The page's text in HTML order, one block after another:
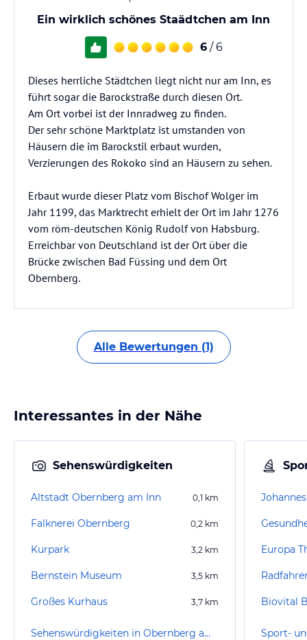
Ein wirklich schönes Staädtchen am Inn
6 / 6
Dieses herrliche Städtchen liegt nicht nur am Inn, es
führt sogar die Barockstraße durch diesen Ort.
Am Ort vorbei ist der Innradweg zu finden.
Der sehr schöne Marktplatz ist umstanden von
Häusern die im Barockstil erbaut wurden,
Verzierungen des Rokoko sind an Häusern zu sehen.
Erbaut wurde dieser Platz vom Bischof Wolger im
Jahr 1199, das Marktrecht erhielt der Ort im Jahr 1276
vom röm-deutschen König Rudolf von Habsburg.
Erreichbar von Deutschland ist der Ort über die
Brücke zwischen Bad Füssing und dem Ort
Obernberg.
Alle Bewertungen (1)
Interessantes in der Nähe
Sehenswürdigkeiten
Altstadt Obernberg am Inn 0,1 km
Falknerei Obernberg 0,2 km
Kurpark 3,2 km
Bernstein Museum 3,5 km
Großes Kurhaus 3,7 km
Sehenswürdigkeiten in Obernberg am Inn
Europa
Biovital